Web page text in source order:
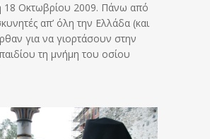
18 Οκτωβρίου 2009. Πάνω από
απ’ όλη την Ελλάδα (και
για να γιορτάσουν στην
τη μνήμη του οσίου